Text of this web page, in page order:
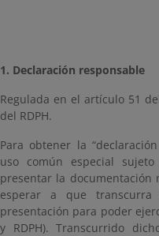
1. Declaración responsable
Regulada en el artículo 51
del RDPH.
Para obtener la
uso común especial
presentar la documentación
esperar a que
presentación para poder
y RDPH). Transcurrido